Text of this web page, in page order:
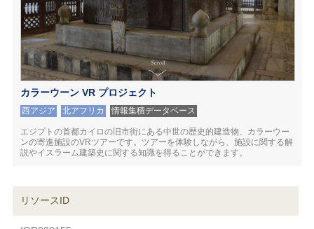
カラーウーン VR プロジェクト
西アジア 北アフリカ 情報集積データベース
エジプトの首都カイロの旧市街にある中世の歴史的建造物、カラーウー
ンの寄進施設のVRツアーです。ツアーを体験しながら、施設に関する解
説やイスラーム建築史に関する知識を得ることができます。
リソースID